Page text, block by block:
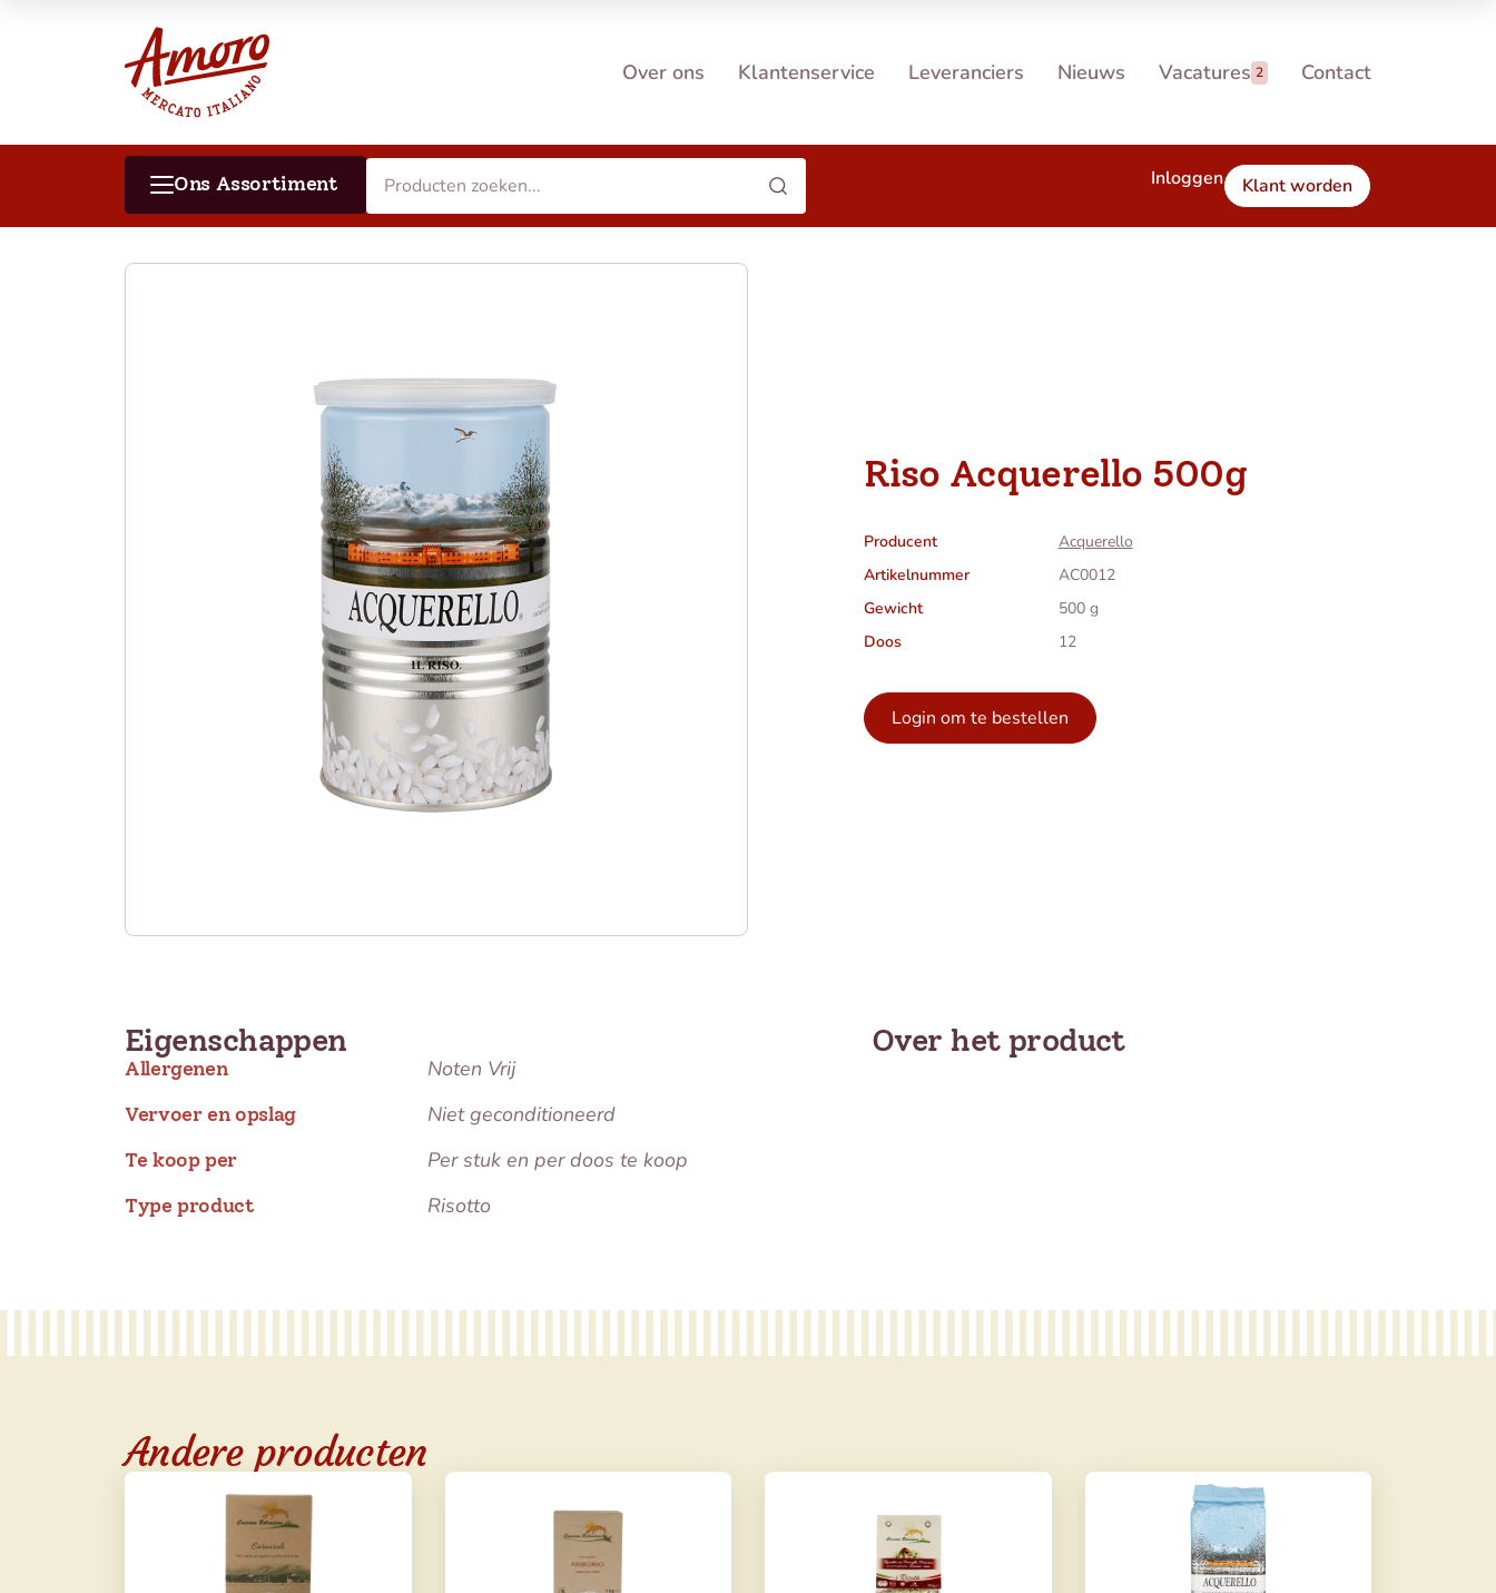
Over ons Klantenservice Leveranciers Nieuws Vacatures 2 Contact
Ons Assortiment Inloggen Klant worden
Riso Acquerello 500g
Producent
Acquerello
Artikelnummer
AC0012
Gewicht
500 g
Doos
12
Login om te bestellen
Eigenschappen
Allergenen Noten Vrij
Vervoer en opslag Niet geconditioneerd
Te koop per Per stuk en per doos te koop
Type product Risotto
Over het product
Andere producten